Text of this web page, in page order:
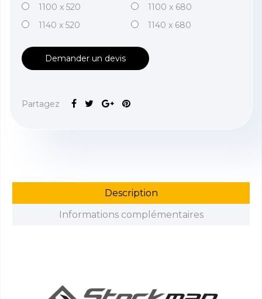
1100 x 520
1100 x 680
1140 x 520
1140 x 680
Demander un devis
Partagez
Description
Informations complémentaires